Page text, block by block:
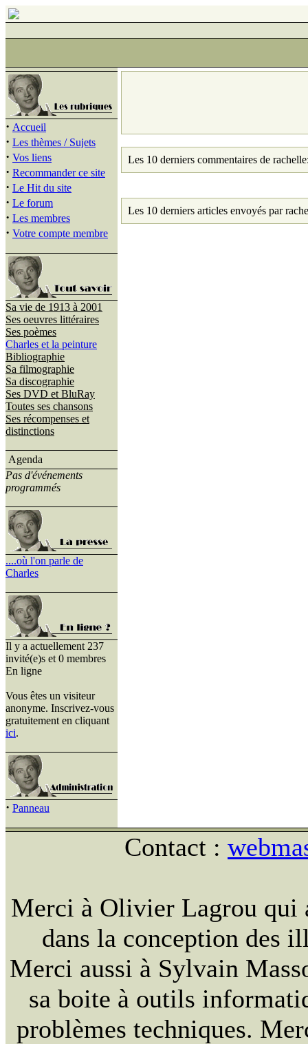
· Accueil
· Les thèmes / Sujets
· Vos liens
· Recommander ce site
· Le Hit du site
· Le forum
· Les membres
· Votre compte membre
Sa vie de 1913 à 2001
Ses oeuvres littéraires
Ses poèmes
Charles et la peinture
Bibliographie
Sa filmographie
Sa discographie
Ses DVD et BluRay
Toutes ses chansons
Ses récompenses et
distinctions
Agenda
Pas d'événements
programmés
....où l'on parle de
Charles
Il y a actuellement 237
invité(e)s et 0 membres
En ligne
Vous êtes un visiteur
anonyme. Inscrivez-vous
gratuitement en cliquant
ici.
· Panneau
Les 10 derniers commentaires de
Les 10 derniers articles envoyés par
Contact :
Merci à Olivier Lagrou qui
dans la conception des
Merci aussi à Sylvain
sa boite à outils
problèmes techniques.